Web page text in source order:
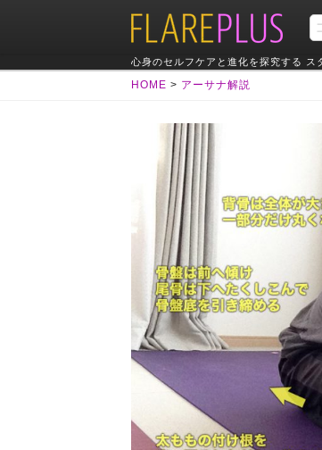
心身のセルフケアと進化を探究する ス
HOME > アーサナ解説